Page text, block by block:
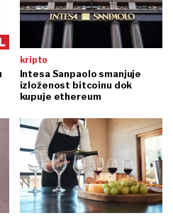
kripto
Intesa Sanpaolo smanjuje
izloženost bitcoinu dok
kupuje ethereum